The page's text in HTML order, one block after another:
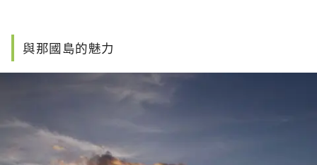
與那國島的魅力